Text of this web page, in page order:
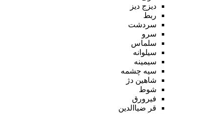
دیزج دیز
ربط
سردشت
سرو
سلماس
سیلوانه
سیمینه
سیه چشمه
شاهین دژ
شوط
فیرورق
قر ضیاالدین